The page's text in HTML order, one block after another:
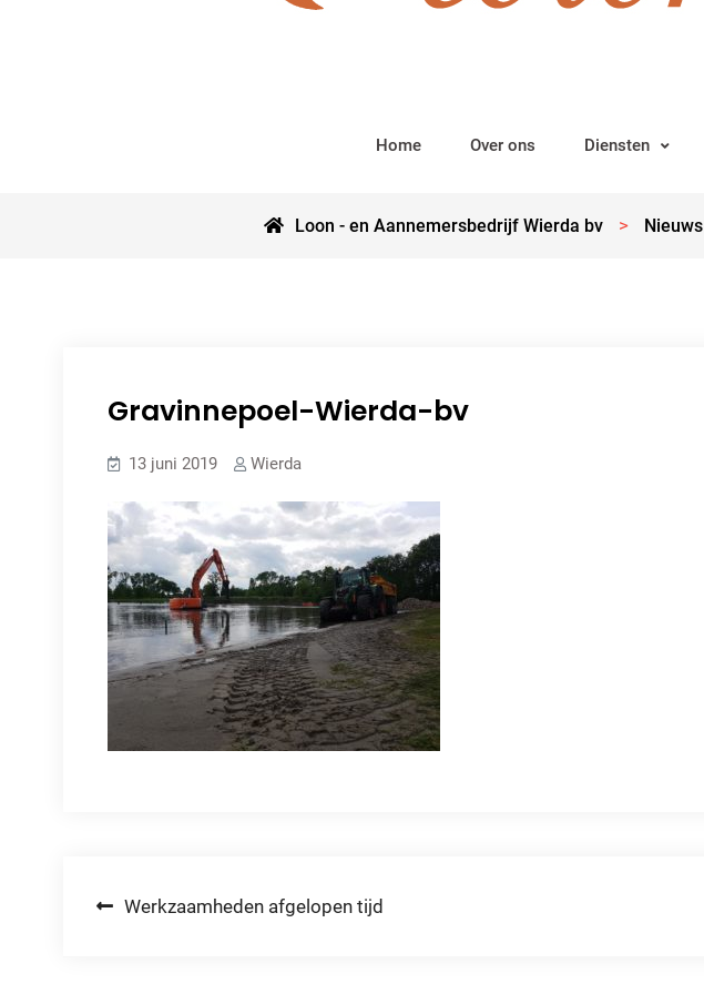
Home Over ons Diensten
Loon - en Aannemersbedrijf Wierda bv > Nieuws
Gravinnepoel-Wierda-bv
13 juni 2019 Wierda
Bericht
Werkzaamheden afgelopen tijd